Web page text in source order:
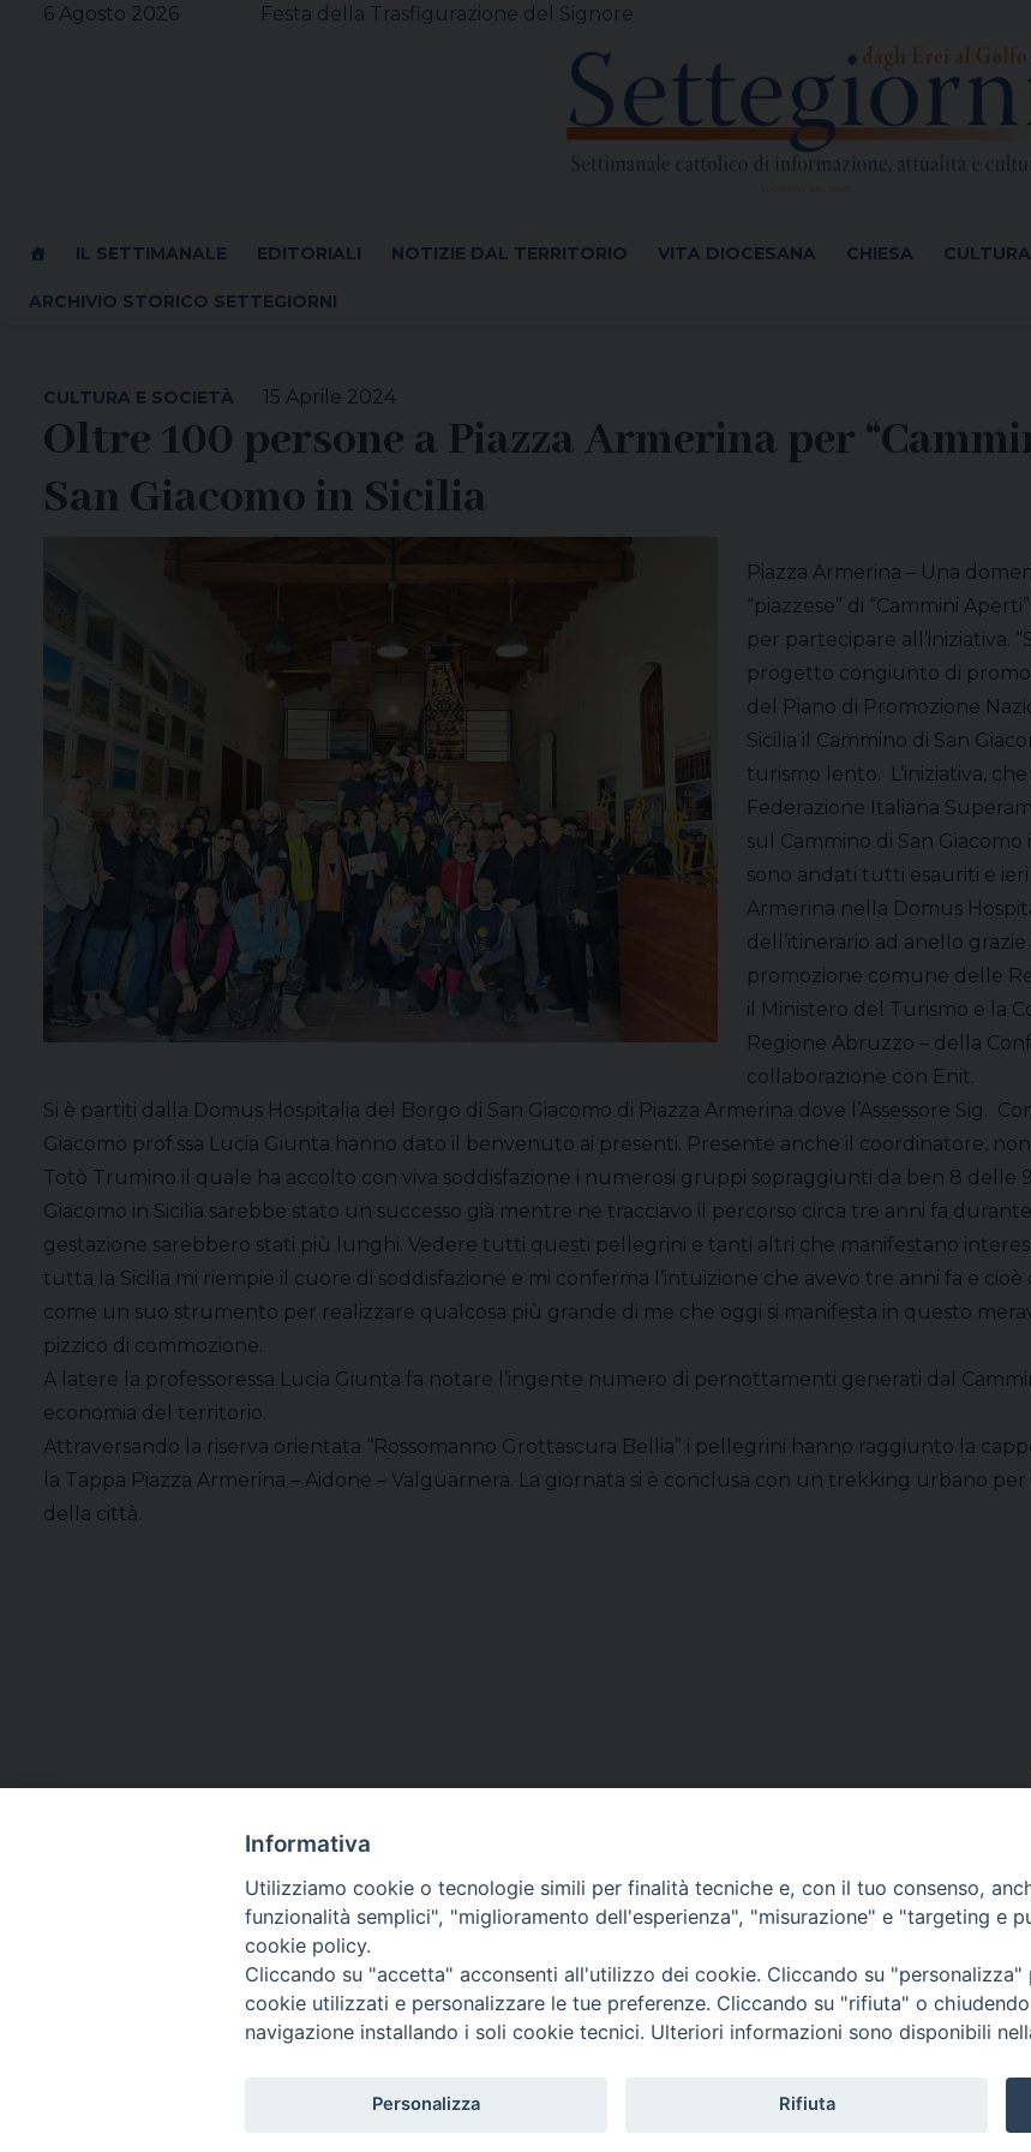
6 Agosto 2026 Festa della Trasfigurazione del Signore
IL SETTIMANALE EDITORIALI NOTIZIE DAL TERRITORIO VITA DIOCESANA CHIESA
ARCHIVIO STORICO SETTEGIORNI
15 Aprile 2024
CULTURA E SOCIETÀ
Oltre 100 persone a Piazza Armerina per
San Giacomo in Sicilia
Piazza Armerina – Una
“piazzese” di “Cammini
per partecipare all’iniziativa.
progetto congiunto di
del Piano di Promozione
Sicilia il Cammino di San
turismo lento. L’iniziativa,
Federazione Italiana
sul Cammino di San Giacomo
sono andati tutti esauriti e
Armerina nella Domus
dell’itinerario ad anello grazie
promozione comune delle
il Ministero del Turismo e la
Regione Abruzzo – della
collaborazione con Enit.
Si è partiti dalla Domus Hospitalia del Borgo di San Giacomo di Piazza Armerina dove l’Assessore Sig.
Giacomo prof.ssa Lucia Giunta hanno dato il benvenuto ai presenti. Presente anche il coordinatore,
Totò Trumino il quale ha accolto con viva soddisfazione i numerosi gruppi sopraggiunti da ben 8 delle
Giacomo in Sicilia sarebbe stato un successo già mentre ne tracciavo il percorso circa tre anni fa
gestazione sarebbero stati più lunghi. Vedere tutti questi pellegrini e tanti altri che manifestano
tutta la Sicilia mi riempie il cuore di soddisfazione e mi conferma l’intuizione che avevo tre anni fa e
come un suo strumento per realizzare qualcosa più grande di me che oggi si manifesta in questo
pizzico di commozione.
A latere la professoressa Lucia Giunta fa notare l’ingente numero di pernottamenti generati dal
economia del territorio.
Attraversando la riserva orientata “Rossomanno Grottascura Bellia” i pellegrini hanno raggiunto la
la Tappa Piazza Armerina – Aidone – Valguarnera. La giornata si è conclusa con un trekking urbano
della città.
Informativa
Utilizziamo cookie o tecnologie simili per finalità tecniche e, con il tuo consenso,
funzionalità semplici", "miglioramento dell'esperienza", "misurazione" e "targeting e
cookie policy.
Cliccando su "accetta" acconsenti all'utilizzo dei cookie. Cliccando su
cookie utilizzati e personalizzare le tue preferenze. Cliccando su "rifiuta" o
navigazione installando i soli cookie tecnici. Ulteriori informazioni sono disponibili
Personalizza Rifiuta